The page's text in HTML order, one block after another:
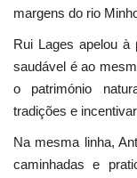
margens do rio
Rui Lages apelou à
saudável é ao
o património
tradições e
Na mesma linha,
caminhadas e